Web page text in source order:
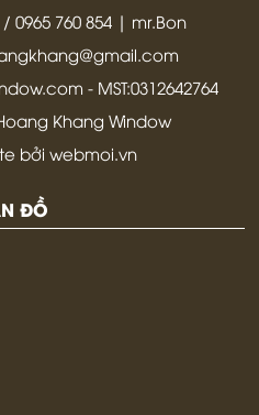
/ 0965 760 854 | mr.Bon
- MST:0312642764
Khang Window
bởi webmoi.vn
ĐỒ